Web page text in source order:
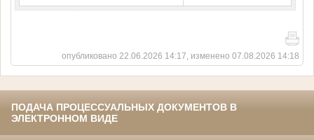
опубликовано 22.06.2026 14:17, изменено 07.08.2026 14:18
ПОДАЧА ПРОЦЕССУАЛЬНЫХ ДОКУМЕНТОВ В
ЭЛЕКТРОННОМ ВИДЕ